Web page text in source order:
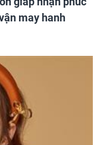
may hanh